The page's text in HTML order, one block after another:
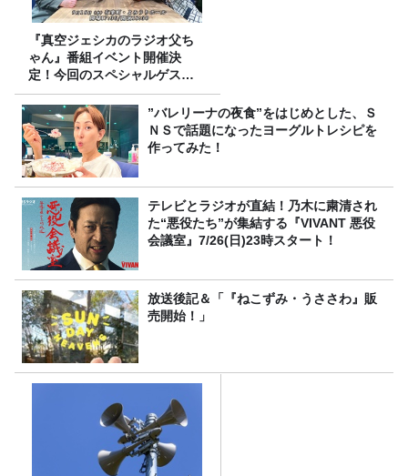
『真空ジェシカのラジオ父ち
ゃん』番組イベント開催決
定！今回のスペシャルゲスト
は、タカアンドトシ！
”バレリーナの夜食”をはじめとした、Ｓ
ＮＳで話題になったヨーグルトレシピを
作ってみた！
テレビとラジオが直結！乃木に粛清され
た“悪役たち”が集結する『VIVANT 悪役
会議室』7/26(日)23時スタート！
放送後記＆「『ねこずみ・うささわ』販
売開始！」